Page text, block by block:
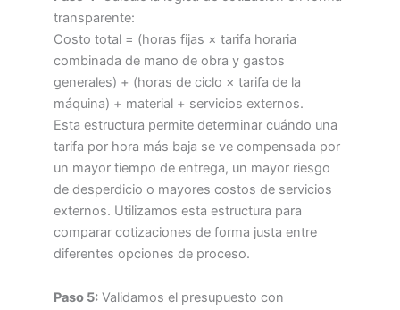
transparente:
Costo total = (horas fijas × tarifa horaria
combinada de mano de obra y gastos
generales) + (horas de ciclo × tarifa de la
máquina) + material + servicios externos.
Esta estructura permite determinar cuándo una
tarifa por hora más baja se ve compensada por
un mayor tiempo de entrega, un mayor riesgo
de desperdicio o mayores costos de servicios
externos. Utilizamos esta estructura para
comparar cotizaciones de forma justa entre
diferentes opciones de proceso.
Paso 5: Validamos el presupuesto con